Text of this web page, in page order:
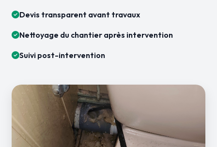
Devis transparent avant travaux
Nettoyage du chantier après intervention
Suivi post-intervention